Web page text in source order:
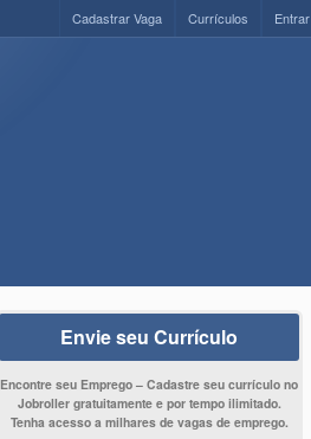
Entrar
Currículos
Cadastrar Vaga
Envie seu Currículo
Encontre seu Emprego – Cadastre seu currículo no
Jobroller gratuitamente e por tempo ilimitado.
Tenha acesso a milhares de vagas de emprego.